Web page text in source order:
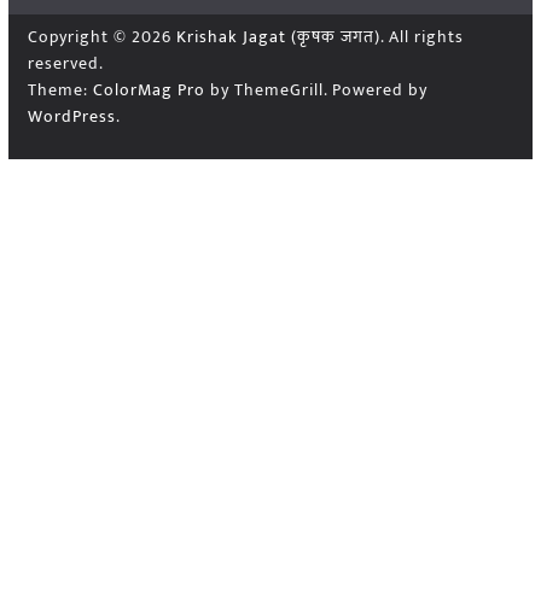
Copyright © 2026 Krishak Jagat (कृषक जगत). All rights
reserved.
Theme: ColorMag Pro by ThemeGrill. Powered by
WordPress.